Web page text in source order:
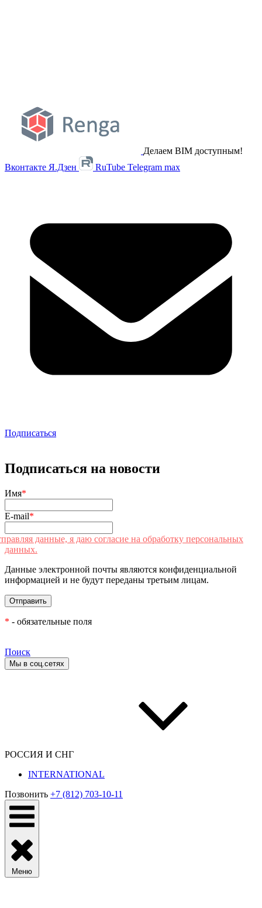
Делаем BIM доступным!
Вконтакте Я.Дзен RuTube Telegram max
Подписаться
Подписаться на новости
Имя*
E-mail*
данные, я даю согласие на обработку персональных
данных.
Данные электронной почты являются конфиденциальной
информацией и не будут переданы третьим лицам.
* - обязательные поля
Поиск
Мы в соц.сетях
РОССИЯ И СНГ
INTERNATIONAL
Позвонить +7 (812) 703-10-11
Меню